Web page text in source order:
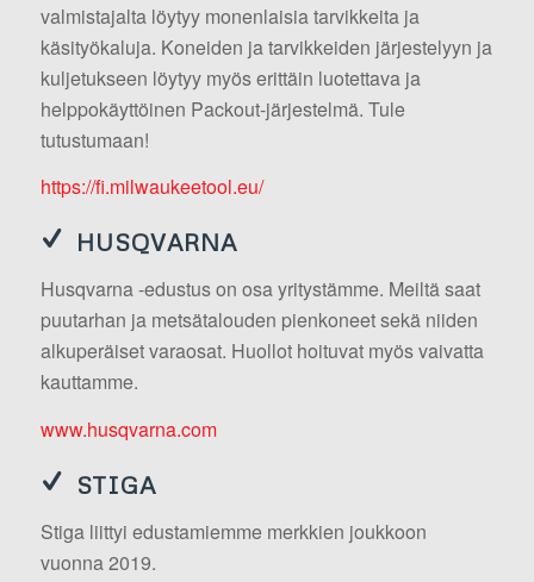
valmistajalta löytyy monenlaisia tarvikkeita ja
käsityökaluja. Koneiden ja tarvikkeiden järjestelyyn ja
kuljetukseen löytyy myös erittäin luotettava ja
helppokäyttöinen Packout-järjestelmä. Tule
tutustumaan!
https://fi.milwaukeetool.eu/
HUSQVARNA
Husqvarna -edustus on osa yritystämme. Meiltä saat
puutarhan ja metsätalouden pienkoneet sekä niiden
alkuperäiset varaosat. Huollot hoituvat myös vaivatta
kauttamme.
www.husqvarna.com
STIGA
Stiga liittyi edustamiemme merkkien joukkoon
vuonna 2019.